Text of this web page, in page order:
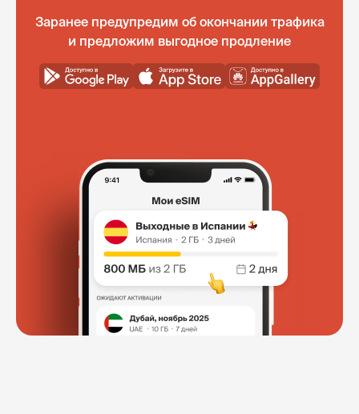
Заранее предупредим об окончании трафика
и предложим выгодное продление